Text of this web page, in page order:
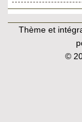
Thème et
©